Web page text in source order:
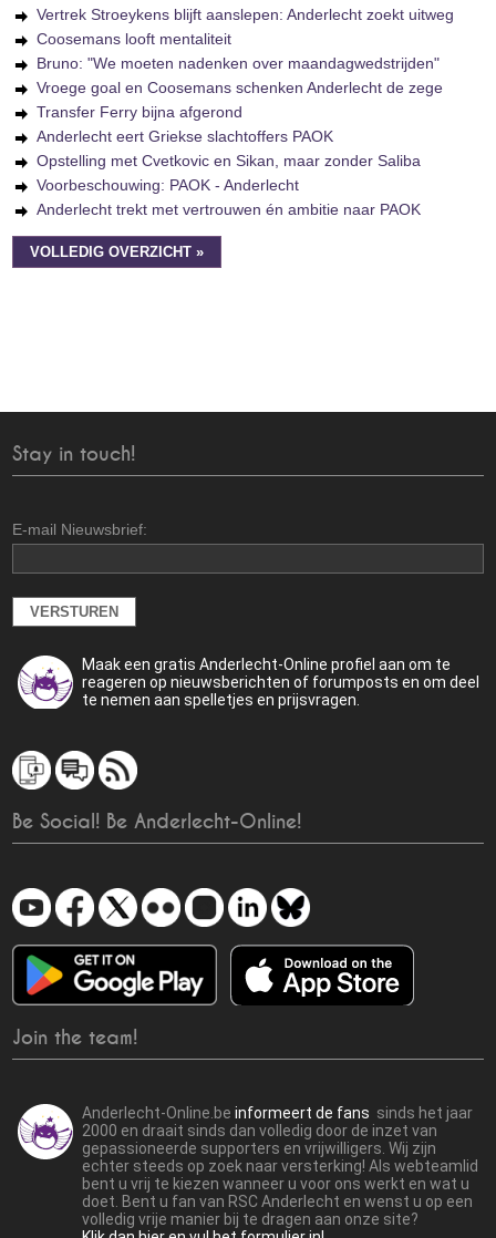
Vertrek Stroeykens blijft aanslepen: Anderlecht zoekt uitweg
Coosemans looft mentaliteit
Bruno: "We moeten nadenken over maandagwedstrijden"
Vroege goal en Coosemans schenken Anderlecht de zege
Transfer Ferry bijna afgerond
Anderlecht eert Griekse slachtoffers PAOK
Opstelling met Cvetkovic en Sikan, maar zonder Saliba
Voorbeschouwing: PAOK - Anderlecht
Anderlecht trekt met vertrouwen én ambitie naar PAOK
VOLLEDIG OVERZICHT »
Stay in touch!
E-mail Nieuwsbrief:
Maak een gratis Anderlecht-Online profiel aan om te
reageren op nieuwsberichten of forumposts en om deel
te nemen aan spelletjes en prijsvragen.
Be Social! Be Anderlecht-Online!
Join the team!
Anderlecht-Online.beinformeert de fans sinds het jaar
2000 en draait sinds dan volledig door de inzet van
gepassioneerde supporters en vrijwilligers. Wij zijn
echter steeds op zoek naar versterking! Als webteamlid
bent u vrij te kiezen wanneer u voor ons werkt en wat u
doet. Bent u fan van RSC Anderlecht en wenst u op een
volledig vrije manier bij te dragen aan onze site?